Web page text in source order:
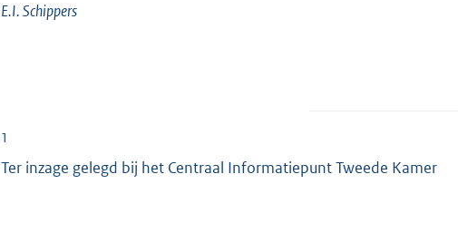
E.I.Schippers
1
Ter inzage gelegd bij het Centraal Informatiepunt Tweede Kamer